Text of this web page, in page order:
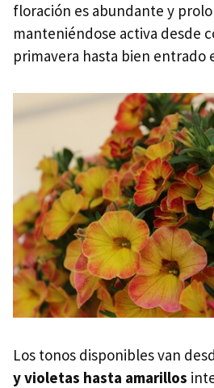
floración es abundante y
manteniéndose activa desde
primavera hasta bien entrado
Los tonos disponibles van
y violetas hasta amarillos